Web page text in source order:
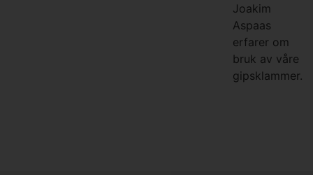
Joakim
Aspaas
erfarer om
bruk av våre
gipsklammer.